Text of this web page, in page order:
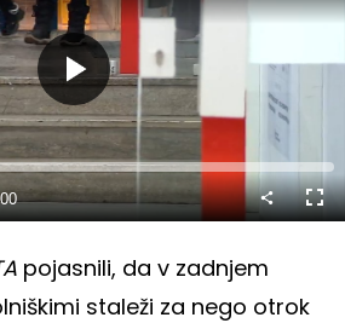
Predvajaj
pojasnili, da v zadnjem
staleži za nego otrok